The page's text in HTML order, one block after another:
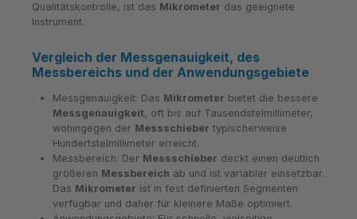
Qualitätskontrolle, ist das Mikrometer das geeignete
Instrument.
Vergleich der Messgenauigkeit, des
Messbereichs und der Anwendungsgebiete
Messgenauigkeit: Das Mikrometer bietet die bessere
Messgenauigkeit, oft bis auf Tausendstelmillimeter,
wohingegen der Messschieber typischerweise
Hundertstelmillimeter erreicht.
Messbereich: Der Messschieber deckt einen deutlich
größeren Messbereich ab und ist variabler einsetzbar.
Das Mikrometer ist in fest definierten Segmenten
verfügbar und daher für kleinere Maße optimiert.